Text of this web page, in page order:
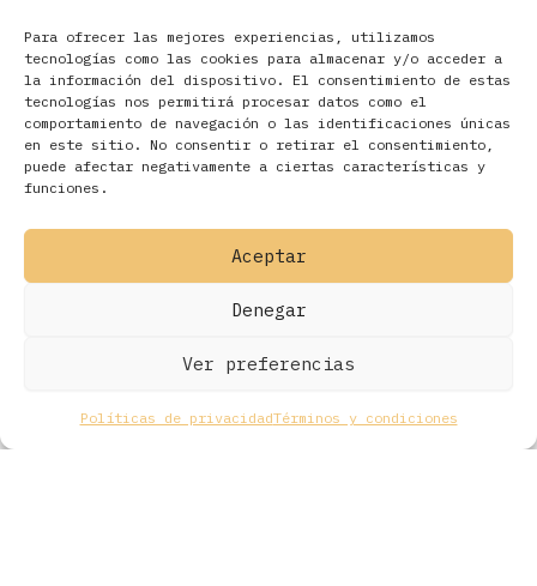
Para ofrecer las mejores experiencias, utilizamos
tecnologías como las cookies para almacenar y/o acceder a
la información del dispositivo. El consentimiento de estas
tecnologías nos permitirá procesar datos como el
comportamiento de navegación o las identificaciones únicas
en este sitio. No consentir o retirar el consentimiento,
puede afectar negativamente a ciertas características y
funciones.
Aceptar
Denegar
Ver preferencias
Políticas de privacidadTérminos y condiciones
Filtros